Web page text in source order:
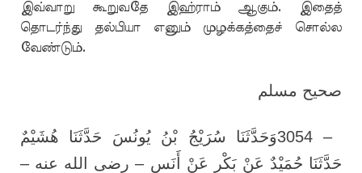
இவ்வாறு கூறுவதே இஹ்ராம் ஆகும். இதைத்
தொடர்ந்து தல்பியா எனும் முழக்கத்தைச் சொல்ல
வேண்டும்.
صحيح مسلم
3054 –وَحَدَّثَنَا سُرَيْجُ بْنُ يُونُسَ حَدَّثَنَا هُشَيْمٌ
حَدَّثَنَا حُمَيْدٌ عَنْ بَكْرٍ عَنْ أَنَسٍ – رضى الله عنه –